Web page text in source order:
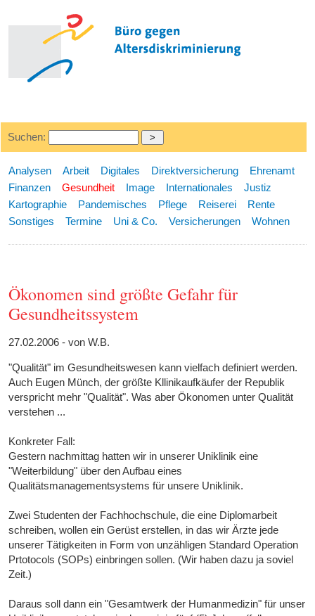
Suchen:
Analysen Arbeit Digitales Direktversicherung
Ehrenamt
Finanzen
Gesundheit Image Internationales
Justiz
Kartographie
Pandemisches Pflege Reiserei
Rente
Sonstiges
Termine Uni & Co. Versicherungen Wohnen
Ökonomen sind größte Gefahr für
Gesundheitssystem
27.02.2006 - von W.B.
"Qualität" im Gesundheitswesen kann vielfach definiert werden.
Auch Eugen Münch, der größte Kllinikaufkäufer der Republik
verspricht mehr "Qualität". Was aber Ökonomen unter Qualität
verstehen ...
Konkreter Fall:
Gestern nachmittag hatten wir in unserer Uniklinik eine
"Weiterbildung" über den Aufbau eines
Qualitätsmanagementsystems für unsere Uniklinik.
Zwei Studenten der Fachhochschule, die eine Diplomarbeit
schreiben, wollen ein Gerüst erstellen, in das wir Ärzte jede
unserer Tätigkeiten in Form von unzähligen Standard Operation
Prtotocols (SOPs) einbringen sollen. (Wir haben dazu ja soviel
Zeit.)
Daraus soll dann ein "Gesamtwerk der Humanmedizin" für unser